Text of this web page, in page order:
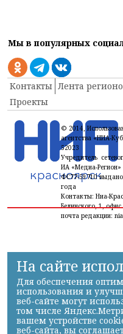
Мы в популярных
Контакты Лента
Проекты
© 2014,
агентства «НИА-
52023
Учредитель
ИА «Медиа-Регион»
ФС77-59710
года
Контакты: Ниа-
Белинского, 1,
почта редакции:
На сайте
Для обеспечения
использования и
веб-сайте могут
том числе
вашем устройстве
веб-сайта, вы